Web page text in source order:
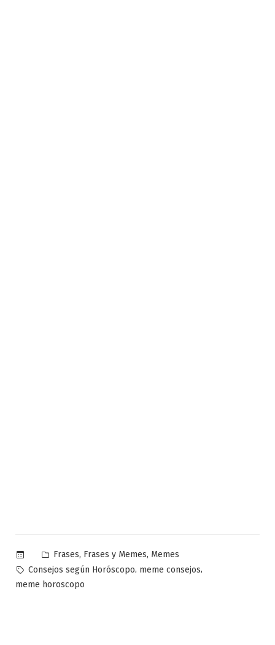
Publicado
en
Frases, Frases y Memes, Memes
Etiquetas:
Consejos según Horóscopo, meme consejos,
meme horoscopo